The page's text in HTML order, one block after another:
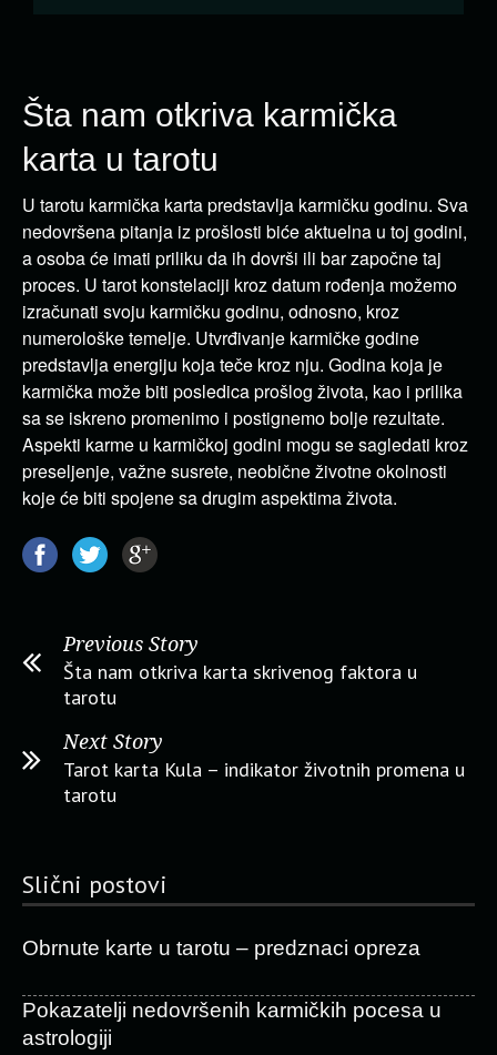
Šta nam otkriva karmička
karta u tarotu
U tarotu karmička karta predstavlja karmičku godinu. Sva
nedovršena pitanja iz prošlosti biće aktuelna u toj godini,
a osoba će imati priliku da ih dovrši ili bar započne taj
proces. U tarot konstelaciji kroz datum rođenja možemo
izračunati svoju karmičku godinu, odnosno, kroz
numerološke temelje. Utvrđivanje karmičke godine
predstavlja energiju koja teče kroz nju. Godina koja je
karmička može biti posledica prošlog života, kao i prilika
sa se iskreno promenimo i postignemo bolje rezultate.
Aspekti karme u karmičkoj godini mogu se sagledati kroz
preseljenje, važne susrete, neobične životne okolnosti
koje će biti spojene sa drugim aspektima života.
Previous Story
Šta nam otkriva karta skrivenog faktora u
tarotu
Next Story
Tarot karta Kula – indikator životnih promena u
tarotu
Slični postovi
Obrnute karte u tarotu – predznaci opreza
Pokazatelji nedovršenih karmičkih pocesa u
astrologiji